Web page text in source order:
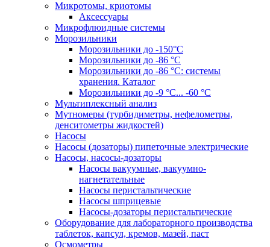
Микротомы, криотомы
Аксессуары
Микрофлюидные системы
Морозильники
Морозильники до -150°С
Морозильники до -86 °C
Морозильники до -86 °C: системы
хранения. Каталог
Морозильники до -9 °C... -60 °C
Мультиплексный анализ
Мутномеры (турбидиметры, нефелометры,
денситометры жидкостей)
Насосы
Насосы (дозаторы) пипеточные электрические
Насосы, насосы-дозаторы
Насосы вакуумные, вакуумно-
нагнетательные
Насосы перистальтические
Насосы шприцевые
Насосы-дозаторы перистальтические
Оборудование для лабораторного производства
таблеток, капсул, кремов, мазей, паст
Осмометры